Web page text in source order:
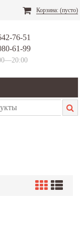
Корзина: (пусто)
76-51
61-99